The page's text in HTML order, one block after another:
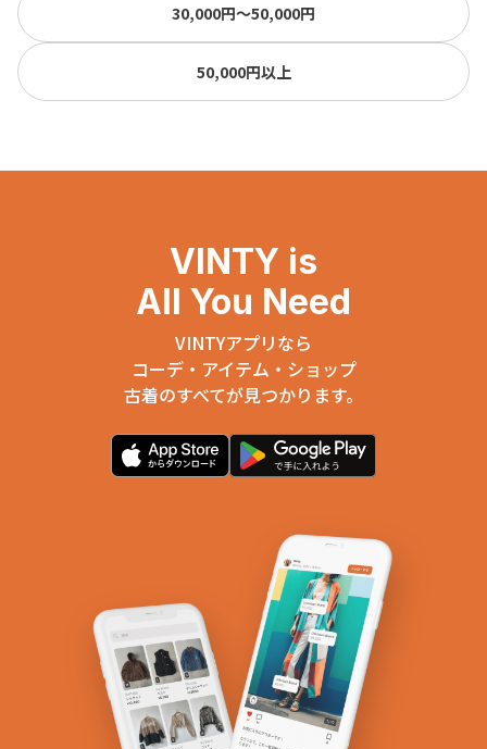
30,000円〜50,000円
50,000円以上
VINTY is
All You Need
VINTYアプリなら
コーデ・アイテム・ショップ
古着のすべてが見つかります。